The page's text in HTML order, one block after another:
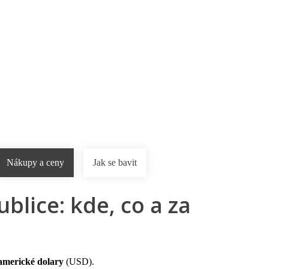
Nákupy a ceny Jak se bavit
kde, co a za
dolary (USD).